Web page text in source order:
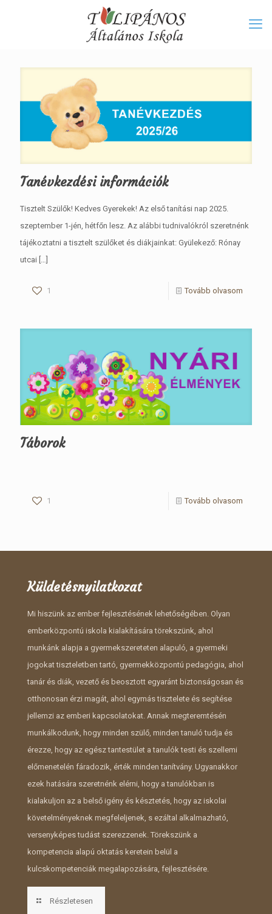
Tanévkezdési információk
Tisztelt Szülők! Kedves Gyerekek! Az első tanítási nap 2025.
szeptember 1-jén, hétfőn lesz. Az alábbi tudnivalókról szeretnénk
tájékoztatni a tisztelt szülőket és diákjainkat: Gyülekező: Rónay
utcai
1 Tovább olvasom
Táborok
1 Tovább olvasom
Küldetésnyilatkozat
Mi hiszünk az ember fejlesztésének lehetőségében. Olyan
emberközpontú iskola kialakítására törekszünk, ahol
munkánk alapja a gyermekszereteten alapuló, a gyermeki
jogokat tiszteletben tartó, gyermekközpontú pedagógia, ahol
tanár és diák, vezető és beosztott egyaránt biztonságosan és
otthonosan érzi magát, ahol egymás tisztelete és segítése
jellemzi az emberi kapcsolatokat. Annak megteremtésén
munkálkodunk, hogy minden szülő, minden tanuló tudja és
érezze, hogy az egész tantestület a tanulók testi és szellemi
előmenetelén fáradozik, érték minden tanítvány. Ugyanakkor
ezek hatására szeretnénk elérni, hogy a tanulókban is
kialakuljon az a belső igény és késztetés, hogy az iskolai
követelményeknek megfeleljenek, s ezáltal alkalmazható,
versenyképes tudást szerezzenek. Törekszünk a
kompetencia alapú oktatás keretein belül a
kulcskompetenciák megalapozására, fejlesztésére.
Részletesen